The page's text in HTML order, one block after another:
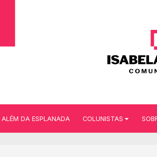
ALÉM DA ESPLANADA COLUNISTAS